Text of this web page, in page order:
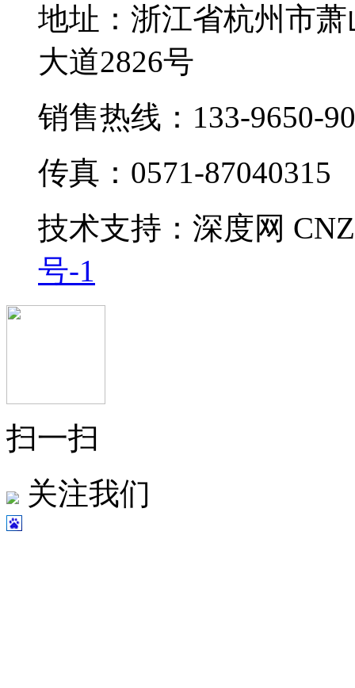
地址：浙江省杭州市
大道2826号
销售热线：133-9650-
传真：0571-87040315
技术支持： 深度网
号-1
扫一扫
关注我们